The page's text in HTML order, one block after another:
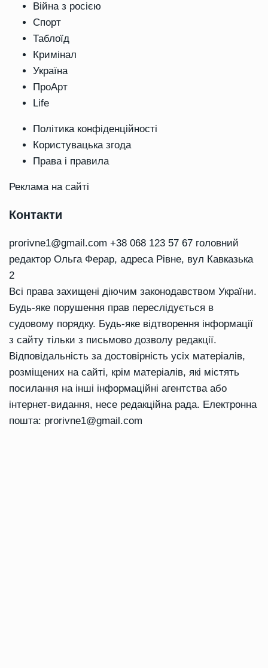
Війна з росією
Спорт
Таблоїд
Кримінал
Україна
ПроАрт
Life
Політика конфіденційності
Користувацька згода
Права і правила
Реклама на сайті
Контакти
prorivne1@gmail.com +38 068 123 57 67 головний
редактор Ольга Ферар, адреса Рівне, вул Кавказька
2
Всі права захищені діючим законодавством України.
Будь-яке порушення прав переслідується в
судовому порядку. Будь-яке відтворення інформації
з сайту тільки з письмово дозволу редакції.
Відповідальність за достовірність усіх матеріалів,
розміщених на сайті, крім матеріалів, які містять
посилання на інші інформаційні агентства або
інтернет-видання, несе редакційна рада. Електронна
пошта: prorivne1@gmail.com